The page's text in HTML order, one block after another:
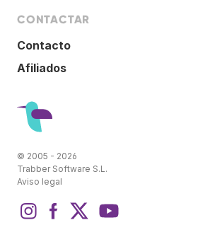
CONTACTAR
Contacto
Afiliados
© 2005 - 2026
Trabber Software S.L.
Aviso legal